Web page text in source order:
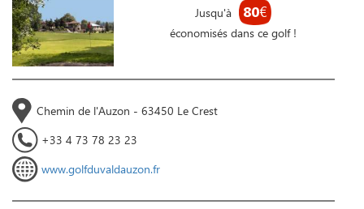
Jusqu'à 80€
économisés dans ce golf !
Chemin de l'Auzon - 63450 Le Crest
+33 4 73 78 23 23
www.golfduvaldauzon.fr